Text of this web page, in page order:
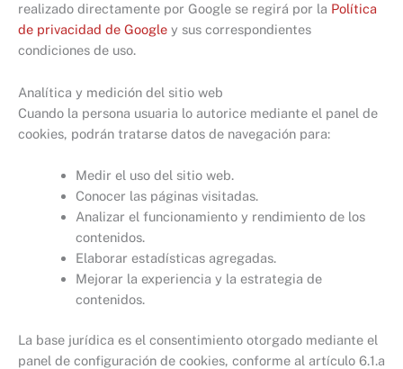
realizado directamente por Google se regirá por la Política
de privacidad de Google y sus correspondientes
condiciones de uso.
Analítica y medición del sitio web
Cuando la persona usuaria lo autorice mediante el panel de
cookies, podrán tratarse datos de navegación para:
Medir el uso del sitio web.
Conocer las páginas visitadas.
Analizar el funcionamiento y rendimiento de los
contenidos.
Elaborar estadísticas agregadas.
Mejorar la experiencia y la estrategia de
contenidos.
La base jurídica es el consentimiento otorgado mediante el
panel de configuración de cookies, conforme al artículo 6.1.a